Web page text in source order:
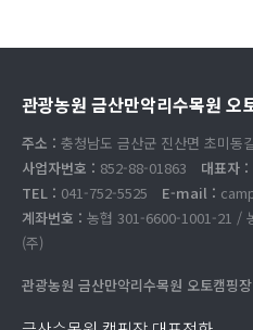
관광농원 금산만악리수목원 오
주소 : 충청남도 금산군 진산면 초미동
사업자번호 : 852-88-01863 대표자 :
TEL : 041-752-5525 E-mail :
계좌번호 : 농협 301-6600-1001-21 /
(주)
관광농원 금산만악리수목원 오토캠핑장